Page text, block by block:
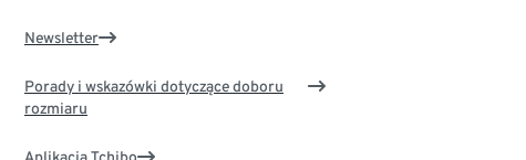
Newsletter
Porady i wskazówki dotyczące doboru
rozmiaru